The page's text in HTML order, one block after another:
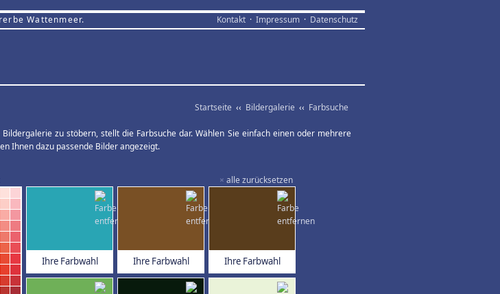
Wattenmeer. Kontakt · Impressum · Datenschutz
Startseite ‹‹ Bildergalerie ‹‹ Farbsuche
zu stöbern, stellt die Farbsuche dar. Wählen Sie einfach einen oder mehrere
Ihnen dazu passende Bilder angezeigt.
× alle zurücksetzen
Ihre Farbwahl Ihre Farbwahl Ihre Farbwahl